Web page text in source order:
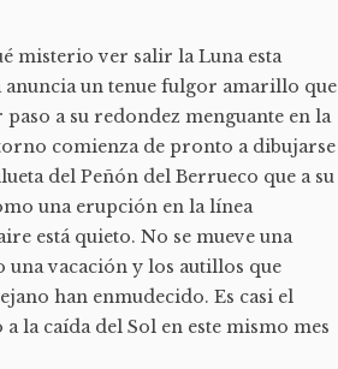
misterio ver salir la Luna esta
un tenue fulgor amarillo que
a su redondez menguante en la
comienza de pronto a dibujarse
del Peñón del Berrueco que a su
una erupción en la línea
está quieto. No se mueve una
una vacación y los autillos que
han enmudecido. Es casi el
la caída del Sol en este mismo mes